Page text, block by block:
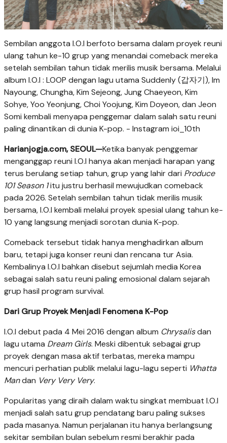
Sembilan anggota I.O.I berfoto bersama dalam proyek reuni
ulang tahun ke-10 grup yang menandai comeback mereka
setelah sembilan tahun tidak merilis musik bersama. Melalui
album I.O.I : LOOP dengan lagu utama Suddenly (갑자기), Im
Nayoung, Chungha, Kim Sejeong, Jung Chaeyeon, Kim
Sohye, Yoo Yeonjung, Choi Yoojung, Kim Doyeon, dan Jeon
Somi kembali menyapa penggemar dalam salah satu reuni
paling dinantikan di dunia K-pop. - Instagram ioi_10th
Harianjogja.com, SEOUL—Ketika banyak penggemar
menganggap reuni I.O.I hanya akan menjadi harapan yang
terus berulang setiap tahun, grup yang lahir dari Produce
101 Season 1itu justru berhasil mewujudkan comeback
pada 2026. Setelah sembilan tahun tidak merilis musik
bersama, I.O.I kembali melalui proyek spesial ulang tahun ke-
10 yang langsung menjadi sorotan dunia K-pop.
Comeback tersebut tidak hanya menghadirkan album
baru, tetapi juga konser reuni dan rencana tur Asia.
Kembalinya I.O.I bahkan disebut sejumlah media Korea
sebagai salah satu reuni paling emosional dalam sejarah
grup hasil program survival.
Dari Grup Proyek Menjadi Fenomena K-Pop
I.O.I debut pada 4 Mei 2016 dengan album Chrysalisdan
lagu utama Dream Girls. Meski dibentuk sebagai grup
proyek dengan masa aktif terbatas, mereka mampu
mencuri perhatian publik melalui lagu-lagu seperti Whatta
Mandan Very Very Very.
Popularitas yang diraih dalam waktu singkat membuat I.O.I
menjadi salah satu grup pendatang baru paling sukses
pada masanya. Namun perjalanan itu hanya berlangsung
sekitar sembilan bulan sebelum resmi berakhir pada